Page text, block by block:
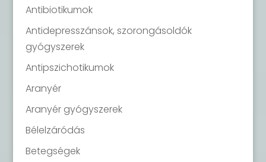
Antibiotikumok
Antidepresszánsok, szorongásoldók
gyógyszerek
Antipszichotikumok
Aranyér
Aranyér gyógyszerek
Bélelzáródás
Betegségek